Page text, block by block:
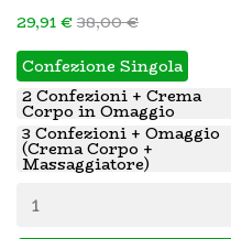
29,91 €38,00 €
Confezione Singola
2 Confezioni + Crema
Corpo in Omaggio
3 Confezioni + Omaggio
(Crema Corpo +
Massaggiatore)